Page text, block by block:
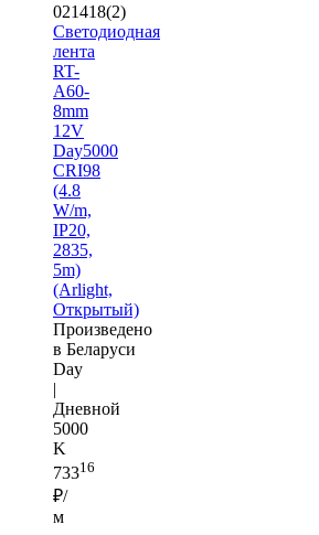
021418(2)
Светодиодная
лента
RT-
A60-
8mm
12V
Day5000
CRI98
(4.8
W/m,
IP20,
2835,
5m)
(Arlight,
Открытый)
Произведено
в Беларуси
Day
|
Дневной
5000
K
73316
₽/
м